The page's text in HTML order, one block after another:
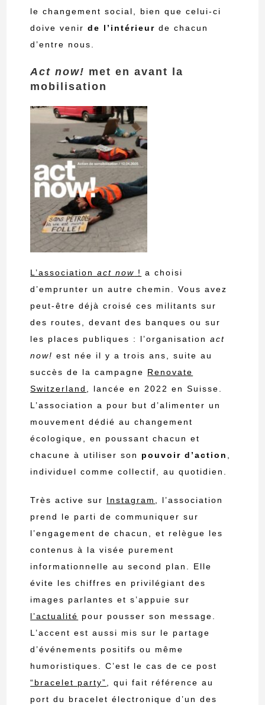
le changement social, bien que celui-ci
doive venirde l’intérieur de chacun
d’entre nous.
Act now! met en avant la
mobilisation
L’associationact now ! a choisi
d’emprunter un autre chemin. Vous avez
peut-être déjà croisé ces militants sur
des routes, devant des banques ou sur
les places publiques : l’organisationact
now! est née il y a trois ans, suite au
succès de la campagne Renovate
Switzerland , lancée en 2022 en Suisse.
L’association a pour but d’alimenter un
mouvement dédié au changement
écologique, en poussant chacun et
chacune à utiliser son pouvoir d’action ,
individuel comme collectif, au quotidien.
Très active sur Instagram , l’association
prend le parti de communiquer sur
l’engagement de chacun, et relègue les
contenus à la visée purement
informationnelle au second plan. Elle
évite les chiffres en privilégiant des
images parlantes et s’appuie sur
l’actualité pour pousser son message.
L’accent est aussi mis sur le partage
d’événements positifs ou même
humoristiques. C’est le cas de ce post
“bracelet party”, qui fait référence au
port du bracelet électronique d’un des